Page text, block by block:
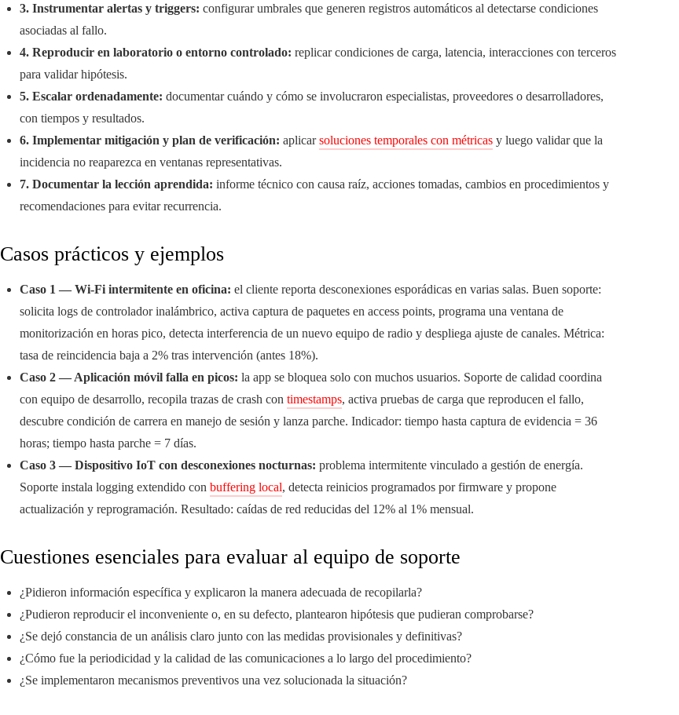
3. Instrumentar alertas y triggers: configurar umbrales que generen registros automáticos al detectarse condiciones
asociadas al fallo.
4. Reproducir en laboratorio o entorno controlado: replicar condiciones de carga, latencia, interacciones con terceros
para validar hipótesis.
5. Escalar ordenadamente: documentar cuándo y cómo se involucraron especialistas, proveedores o desarrolladores,
con tiempos y resultados.
6. Implementar mitigación y plan de verificación: aplicarsoluciones temporales con métricas y luego validar que la
incidencia no reaparezca en ventanas representativas.
7. Documentar la lección aprendida: informe técnico con causa raíz, acciones tomadas, cambios en procedimientos y
recomendaciones para evitar recurrencia.
Casos prácticos y ejemplos
Caso 1 — Wi‑Fi intermitente en oficina: el cliente reporta desconexiones esporádicas en varias salas. Buen soporte:
solicita logs de controlador inalámbrico, activa captura de paquetes en access points, programa una ventana de
monitorización en horas pico, detecta interferencia de un nuevo equipo de radio y despliega ajuste de canales. Métrica:
tasa de reincidencia baja a 2% tras intervención (antes 18%).
Caso 2 — Aplicación móvil falla en picos: la app se bloquea solo con muchos usuarios. Soporte de calidad coordina
con equipo de desarrollo, recopila trazas de crash con timestamps, activa pruebas de carga que reproducen el fallo,
descubre condición de carrera en manejo de sesión y lanza parche. Indicador: tiempo hasta captura de evidencia = 36
horas; tiempo hasta parche = 7 días.
Caso 3 — Dispositivo IoT con desconexiones nocturnas: problema intermitente vinculado a gestión de energía.
Soporte instala logging extendido con buffering local, detecta reinicios programados por firmware y propone
actualización y reprogramación. Resultado: caídas de red reducidas del 12% al 1% mensual.
Cuestiones esenciales para evaluar al equipo de soporte
¿Pidieron información específica y explicaron la manera adecuada de recopilarla?
¿Pudieron reproducir el inconveniente o, en su defecto, plantearon hipótesis que pudieran comprobarse?
¿Se dejó constancia de un análisis claro junto con las medidas provisionales y definitivas?
¿Cómo fue la periodicidad y la calidad de las comunicaciones a lo largo del procedimiento?
¿Se implementaron mecanismos preventivos una vez solucionada la situación?